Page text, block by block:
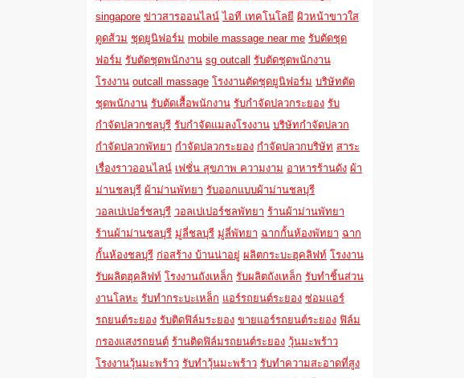
singapore ข่าวสารออนไลน์ ไอที เทคโนโลยี ผิวหน้าขาวใส
ดูดส้วม ชุดยูนิฟอร์ม mobile massage near me รับตัดชุด
ฟอร์ม รับตัดชุดพนักงาน sg outcall รับตัดชุดพนักงาน
โรงงาน outcall massage โรงงานตัดชุดยูนิฟอร์ม บริษัทตัด
ชุดพนักงาน รับตัดเสื้อพนักงาน รับกำจัดปลวกระยอง รับ
กำจัดปลวกชลบุรี รับกำจัดแมลงโรงงาน บริษัทกำจัดปลวก
กำจัดปลวกพัทยา กำจัดปลวกระยอง กำจัดปลวกบริษัท สาระ
เรื่องราวออนไลน์ เฟชั่น สุขภาพ ความงาม อาหารร้านดัง ผ้า
ม่านชลบุรี ผ้าม่านพัทยา รับออกแบบผ้าม่านชลบุรี
วอลเปเปอร์ชลบุรี วอลเปเปอร์ชลพัทยา ร้านผ้าม่านพัทยา
ร้านผ้าม่านชลบุรี มู่ลี่ชลบุรี มู่ลี่พัทยา ฉากกั้นห้องพัทยา ฉาก
กั้นห้องชลบุรี ก่อสร้าง บ้านน่าอยู่ ผลิตกระบะฮุคลิฟท์ โรงงาน
รับผลิตฮุคลิฟท์ โรงงานถังเหล็ก รับผลิตถังเหล็ก รับทำชิ้นส่วน
งานโลหะ รับทำกระบะเหล็ก แอร์รถยนต์ระยอง ซ่อมแอร์
รถยนต์ระยอง รับติดฟิล์มระยอง ขายแอร์รถยนต์ระยอง ฟิล์ม
กรองแสงรถยนต์ ร้านติดฟิล์มรถยนต์ระยอง วุ้นมะพร้าว
โรงงานวุ้นมะพร้าว รับทำวุ้นมะพร้าว รับทำความสะอาดที่สูง